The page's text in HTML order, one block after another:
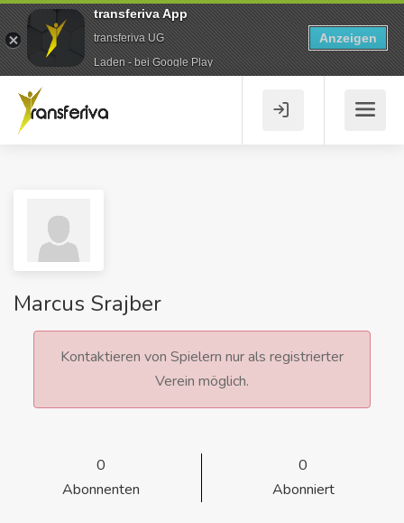
Marcus Srajber
Kontaktieren von Spielern nur als registrierter
Verein möglich.
0
Abonnenten
0
Abonniert
transferiva App
transferiva UG
Laden - bei Google Play
Anzeigen